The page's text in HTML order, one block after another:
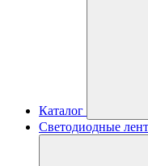
Каталог
Светодиодные